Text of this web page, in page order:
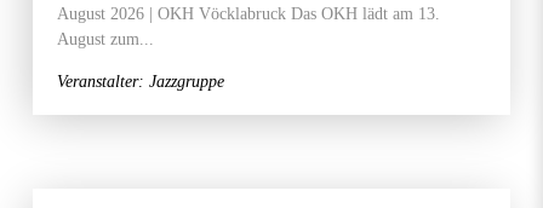
August 2026 | OKH Vöcklabruck Das OKH lädt am 13.
August zum...
Veranstalter: Jazzgruppe